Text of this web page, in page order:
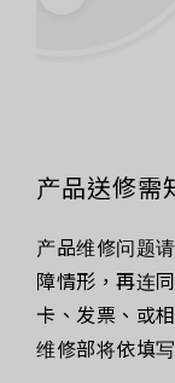
产品送修需
产品维修问题
障情形，再连
卡、发票、或
维修部将依填